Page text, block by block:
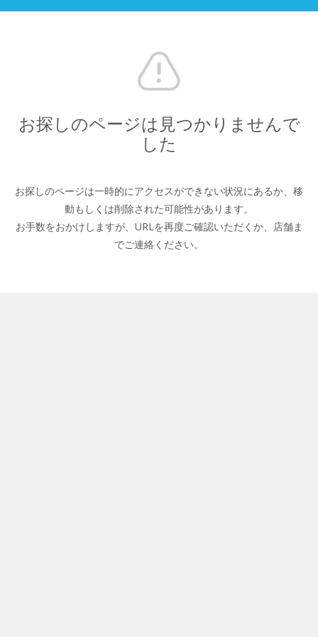
お探しのページは見つかりませんで
した
お探しのページは一時的にアクセスができない状況にあるか、 移
動もしくは削除された可能性があります。
お手数をおかけしますが、URLを再度ご確認いただくか、 店舗ま
でご連絡ください。